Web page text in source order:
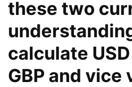
these two
calculate
GBP and vice